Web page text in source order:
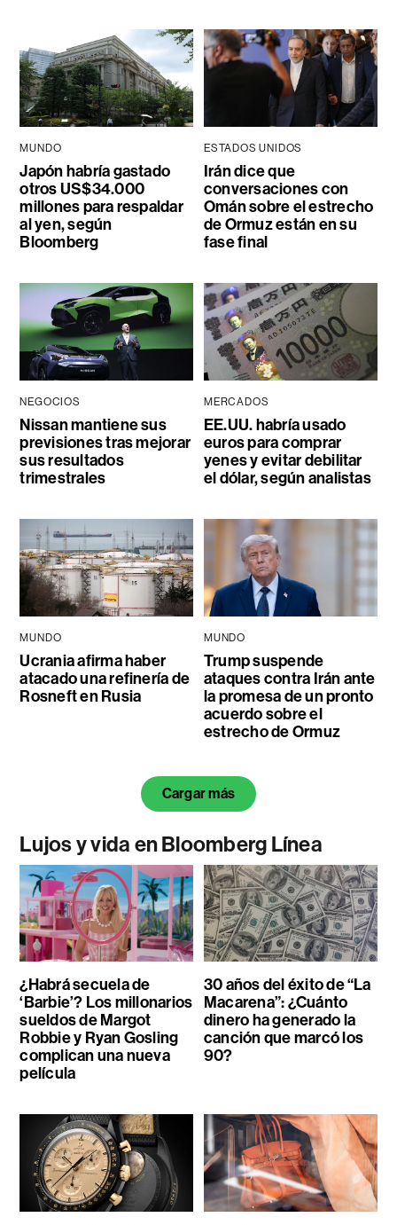
MUNDO
Japón habría gastado
otros US$34.000
millones para respaldar
al yen, según
Bloomberg
ESTADOS UNIDOS
Irán dice que
conversaciones con
Omán sobre el estrecho
de Ormuz están en su
fase final
NEGOCIOS
Nissan mantiene sus
previsiones tras mejorar
sus resultados
trimestrales
MERCADOS
EE.UU. habría usado
euros para comprar
yenes y evitar debilitar
el dólar, según analistas
MUNDO
Ucrania afirma haber
atacado una refinería de
Rosneft en Rusia
MUNDO
Trump suspende
ataques contra Irán ante
la promesa de un pronto
acuerdo sobre el
estrecho de Ormuz
Cargar más
Lujos y vida en Bloomberg Línea
¿Habrá secuela de
‘Barbie’? Los millonarios
sueldos de Margot
Robbie y Ryan Gosling
complican una nueva
película
30 años del éxito de “La
Macarena”: ¿Cuánto
dinero ha generado la
canción que marcó los
90?